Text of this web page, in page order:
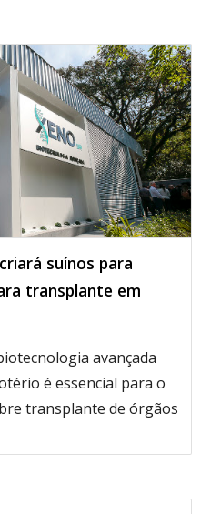
suínos para
transplante em
avançada
é essencial para o
transplante de órgãos